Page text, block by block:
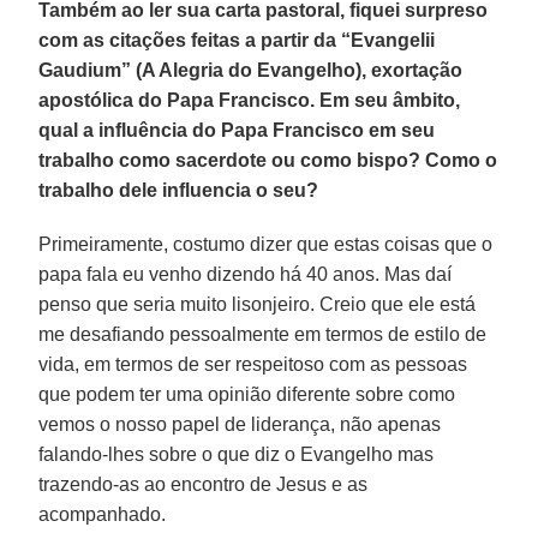
Também ao ler sua carta pastoral, fiquei surpreso
com as citações feitas a partir da “Evangelii
Gaudium” (A Alegria do Evangelho), exortação
apostólica do Papa Francisco. Em seu âmbito,
qual a influência do Papa Francisco em seu
trabalho como sacerdote ou como bispo? Como o
trabalho dele influencia o seu?
Primeiramente, costumo dizer que estas coisas que o
papa fala eu venho dizendo há 40 anos. Mas daí
penso que seria muito lisonjeiro. Creio que ele está
me desafiando pessoalmente em termos de estilo de
vida, em termos de ser respeitoso com as pessoas
que podem ter uma opinião diferente sobre como
vemos o nosso papel de liderança, não apenas
falando-lhes sobre o que diz o Evangelho mas
trazendo-as ao encontro de Jesus e as
acompanhado.